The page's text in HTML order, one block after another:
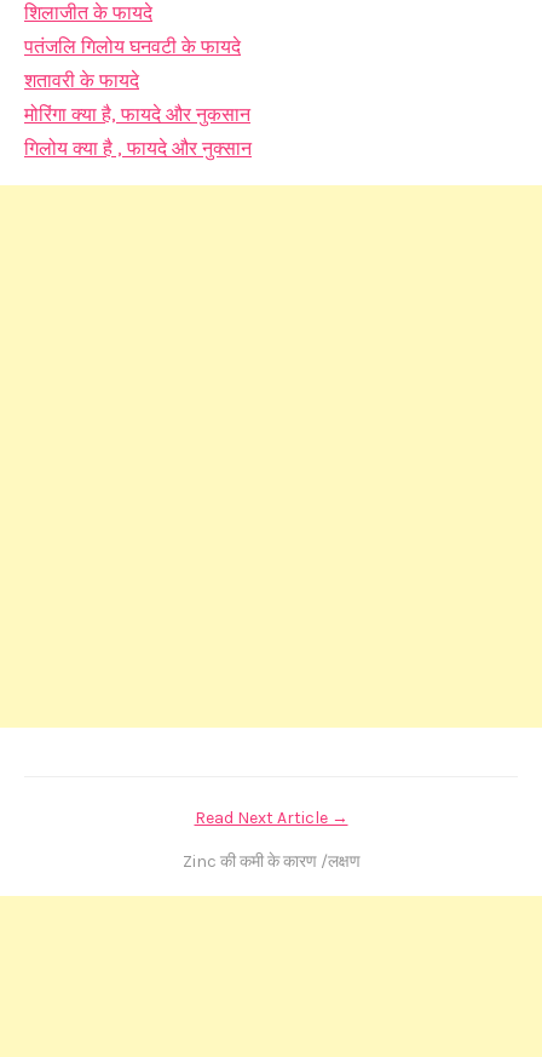
शिलाजीत के फायदे
पतंजलि गिलोय घनवटी के फायदे
शतावरी के फायदे
मोरिंगा क्या है, फायदे और नुकसान
गिलोय क्या है , फायदे और नुक्सान
Read Next Article →
Zinc की कमी के कारण /लक्षण